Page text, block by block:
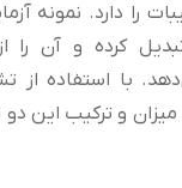
را دارد. نمونه
تبدیل کرده و آن
با استفاده از
و ترکیب این دو